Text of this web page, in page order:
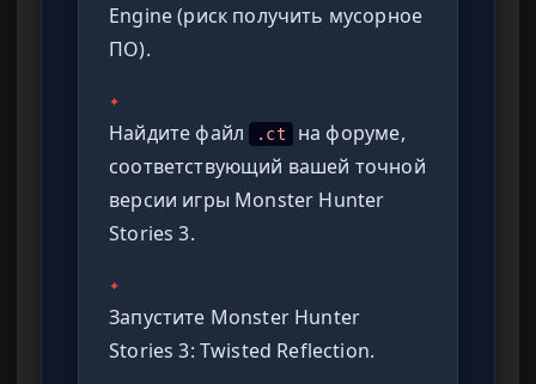
Engine (риск получить мусорное
ПО).
✦
Найдите файл .ct на форуме,
соответствующий вашей точной
версии игры Monster Hunter
Stories 3.
✦
Запустите Monster Hunter
Stories 3: Twisted Reflection.